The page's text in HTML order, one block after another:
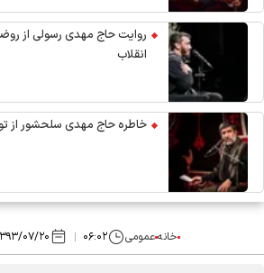
روایت حاج مهدی رسولی از
انقلاب
خاطره حاج مهدی سلحشور از
خانهعمومی ۰۶:۰۲ ۱۳۹۳/۰۷/۲۰